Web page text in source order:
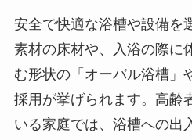
安全で快適な浴槽や設備を
素材の床材や、入浴の際に
む形状の「オーバル浴槽」
採用が挙げられます。高齢
いる家庭では、浴槽への出